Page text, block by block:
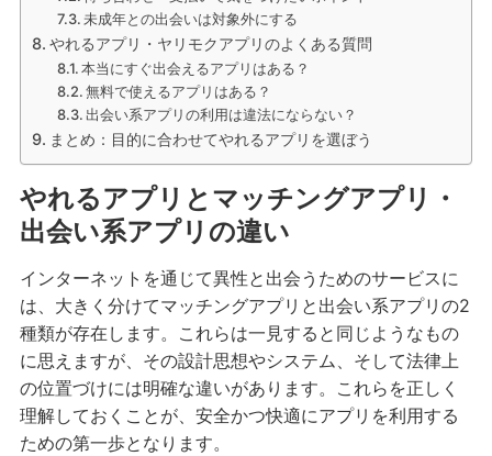
未成年との出会いは対象外にする
やれるアプリ・ヤリモクアプリのよくある質問
本当にすぐ出会えるアプリはある？
無料で使えるアプリはある？
出会い系アプリの利用は違法にならない？
まとめ：目的に合わせてやれるアプリを選ぼう
やれるアプリとマッチングアプリ・
出会い系アプリの違い
インターネットを通じて異性と出会うためのサービスに
は、大きく分けてマッチングアプリと出会い系アプリの2
種類が存在します。これらは一見すると同じようなもの
に思えますが、その設計思想やシステム、そして法律上
の位置づけには明確な違いがあります。これらを正しく
理解しておくことが、安全かつ快適にアプリを利用する
ための第一歩となります。